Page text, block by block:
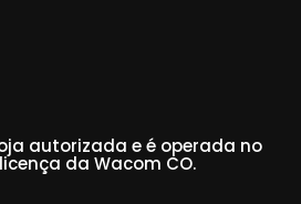
autorizada e é operada no
da Wacom CO.